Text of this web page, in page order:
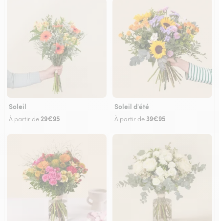
Soleil
À partir de 29€95
Soleil d'été
À partir de 39€95